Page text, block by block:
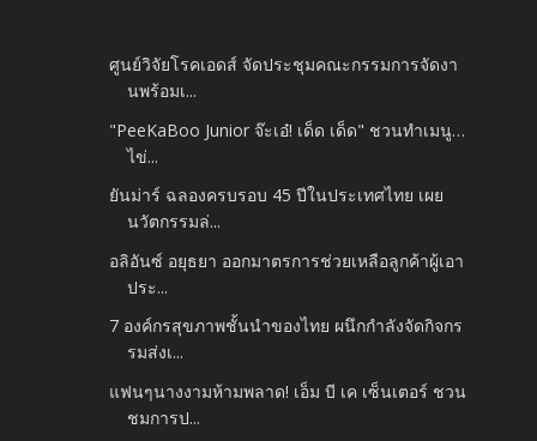
ศูนย์วิจัยโรคเอดส์ จัดประชุมคณะกรรมการจัดงา
นพร้อมเ...
"PeeKaBoo Junior จ๊ะเอ๋! เด็ด เด็ด" ชวนทำเมนู…
ไข่...
ยันม่าร์ ฉลองครบรอบ 45 ปีในประเทศไทย เผย
นวัตกรรมล่...
อลิอันซ์ อยุธยา ออกมาตรการช่วยเหลือลูกค้าผู้เอา
ประ...
7 องค์กรสุขภาพชั้นนำของไทย ผนึกกำลังจัดกิจกร
รมส่งเ...
แฟนๆนางงามห้ามพลาด! เอ็ม บี เค เซ็นเตอร์ ชวน
ชมการป...